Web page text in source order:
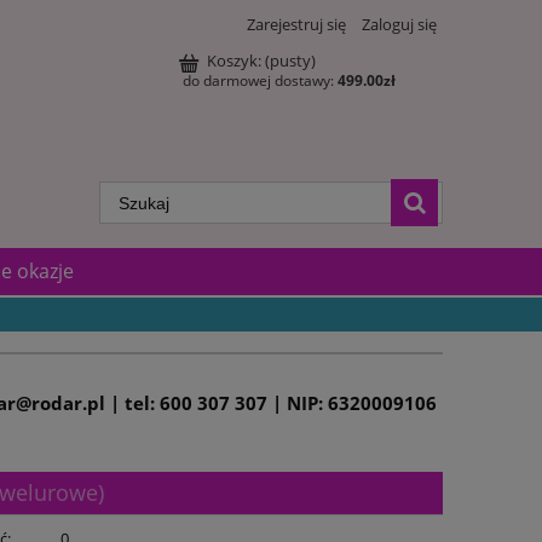
Zarejestruj się
Zaloguj się
Koszyk:(pusty)
do darmowej dostawy: 499.00zł
okazje
| tel: 600 307 307 | NIP: 6320009106